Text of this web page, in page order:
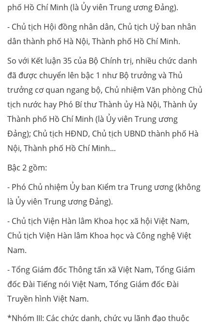
phố Hồ Chí Minh (là Ủy viên Trung ương Đảng).
- Chủ tịch Hội đồng nhân dân, Chủ tịch Uỷ ban nhân
dân thành phố Hà Nội, Thành phố Hồ Chí Minh.
So với Kết luận 35 của Bộ Chính trị, nhiều chức danh
đã được chuyển lên bậc 1 như Bộ trưởng và Thủ
trưởng cơ quan ngang bộ, Chủ nhiệm Văn phòng Chủ
tịch nước hay Phó Bí thư Thành ủy Hà Nội, Thành ủy
Thành phố Hồ Chí Minh (là Ủy viên Trung ương
Đảng); Chủ tịch HĐND, Chủ tịch UBND thành phố Hà
Nội, Thành phố Hồ Chí Minh...
Bậc 2 gồm:
- Phó Chủ nhiệm Ủy ban Kiểm tra Trung ương (không
là Ủy viên Trung ương Đảng).
- Chủ tịch Viện Hàn lâm Khoa học xã hội Việt Nam,
Chủ tịch Viện Hàn lâm Khoa học và Công nghệ Việt
Nam.
- Tổng Giám đốc Thông tấn xã Việt Nam, Tổng Giám
đốc Đài Tiếng nói Việt Nam, Tổng Giám đốc Đài
Truyền hình Việt Nam.
*Nhóm III: Các chức danh, chức vụ lãnh đạo thuộc